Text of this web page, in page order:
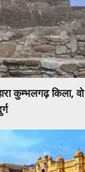
कुम्भलगढ़ किला, वो